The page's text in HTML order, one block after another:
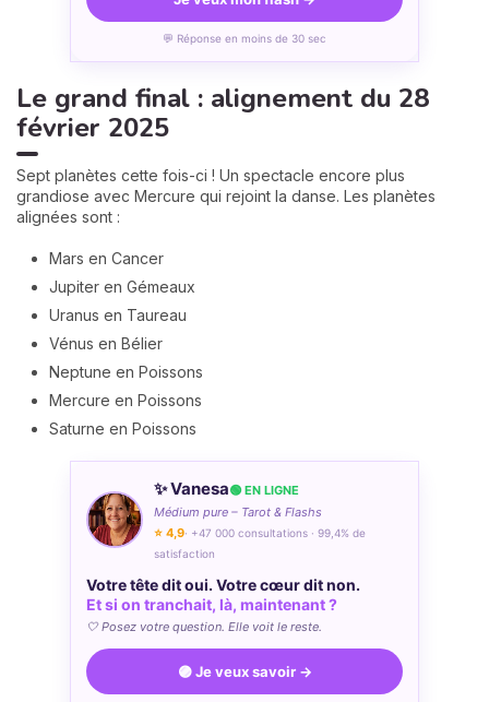
💬 Réponse en moins de 30 sec
Le grand final : alignement du 28
février 2025
Sept planètes cette fois-ci ! Un spectacle encore plus
grandiose avec Mercure qui rejoint la danse. Les planètes
alignées sont :
Mars en Cancer
Jupiter en Gémeaux
Uranus en Taureau
Vénus en Bélier
Neptune en Poissons
Mercure en Poissons
Saturne en Poissons
✨ Vanesa🟢 EN LIGNE
Médium pure – Tarot & Flashs
⭐ 4,9· +47 000 consultations · 99,4% de
satisfaction
Votre tête dit oui. Votre cœur dit non.
Et si on tranchait, là, maintenant ?
🤍 Posez votre question. Elle voit le reste.
🟣 Je veux savoir →